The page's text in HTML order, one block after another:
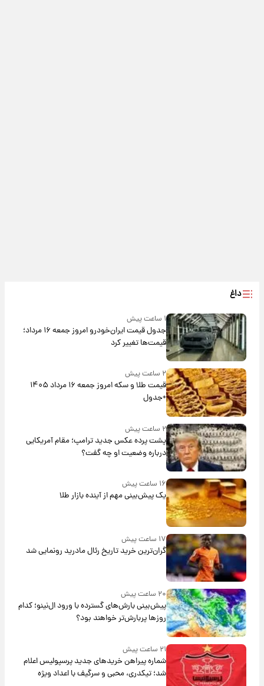
داغ
۱ ساعت پیش
جدول قیمت ایران‌خودرو امروز جمعه ۱۶ مرداد؛
قیمت‌ها تغییر کرد
۲ ساعت پیش
قیمت طلا و سکه امروز جمعه ۱۶ مرداد ۱۴۰۵
+جدول
۲ ساعت پیش
پشت پرده عکس جدید ترامپ؛ مقام آمریکایی
درباره وضعیت او چه گفت؟
۱۶ ساعت پیش
یک پیش‌بینی مهم از آینده بازار طلا
۱۷ ساعت پیش
گران‌ترین خرید تاریخ رئال مادرید رونمایی شد
۲۰ ساعت پیش
پیش‌بینی بارش‌های گسترده با ورود ال‌نینو؛ کدام
روزها پربارش‌تر خواهند بود؟
۲۱ ساعت پیش
شماره پیراهن خریدهای جدید پرسپولیس اعلام
شد؛ تیکدری، محبی و سرگیف با اعداد ویژه